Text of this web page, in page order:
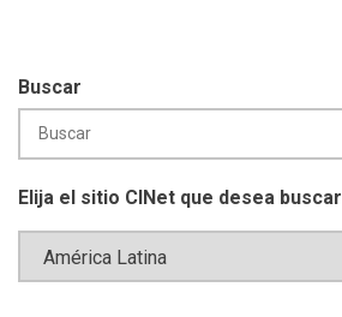
Buscar
Elija el sitio CINet que desea buscar